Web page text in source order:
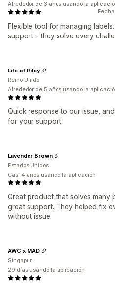
Flexible tool for managing
support - they solve every
Alrededor de 3 años usando la
Quick response to our issue,
for your support.
Life of Riley
Reino Unido
Alrededor de 5 años usando la
Great product that solves many
great support. They helped fix
without issue.
Lavender Brown
Estados Unidos
Casi 4 años usando la aplicación
AWC x MAD
Singapur
29 días usando la aplicación